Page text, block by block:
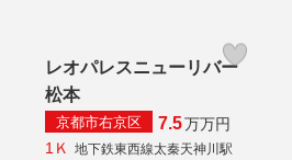
レオパレスニューリバー
松本
京都市右京区 7.5万万円
1Ｋ 地下鉄東西線太秦天神川駅